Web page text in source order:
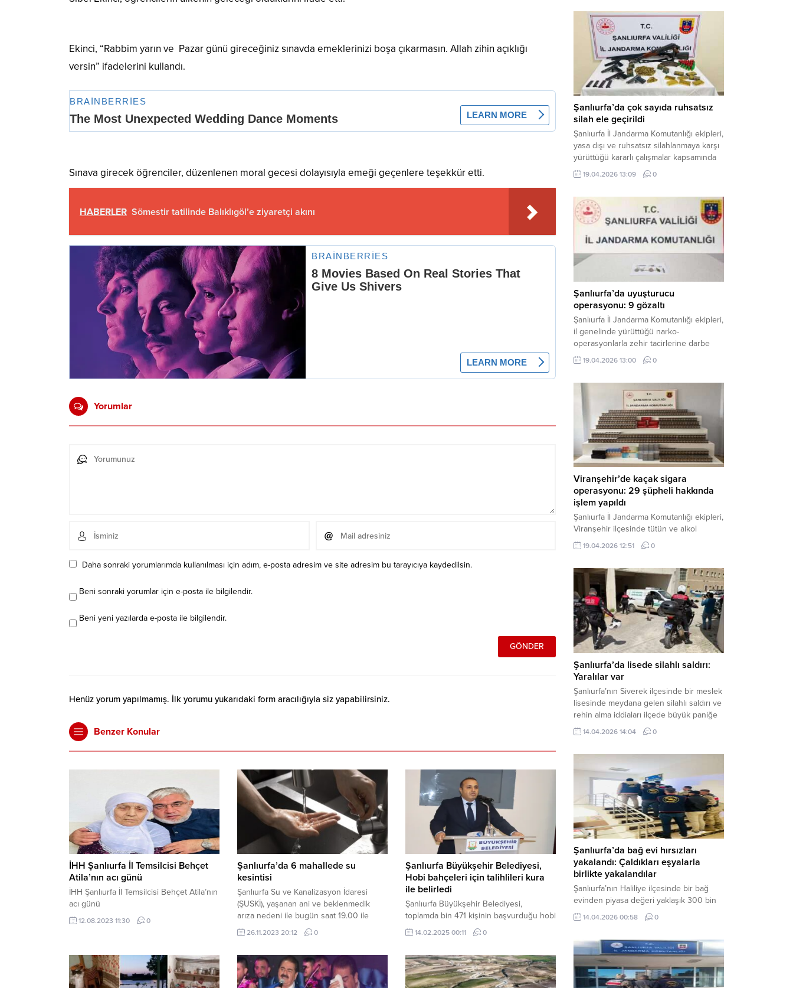
Ekinci, “Rabbim yarın ve Pazar günü gireceğiniz sınavda emeklerinizi boşa çıkarmasın. Allah zihin açıklığı
versin” ifadelerini kullandı.
Sınava girecek öğrenciler, düzenlenen moral gecesi dolayısıyla emeği geçenlere teşekkür etti.
HABERLER Sömestir tatilinde Balıklıgöl’e ziyaretçi akını
Yorumlar
Daha sonraki yorumlarımda kullanılması için adım, e-posta adresim ve site adresim bu tarayıcıya kaydedilsin.
Beni sonraki yorumlar için e-posta ile bilgilendir.
Beni yeni yazılarda e-posta ile bilgilendir.
Henüz yorum yapılmamış. İlk yorumu yukarıdaki form aracılığıyla siz yapabilirsiniz.
Benzer Konular
İHH Şanlıurfa İl Temsilcisi Behçet
Atila’nın acı günü
İHH Şanlıurfa İl Temsilcisi Behçet Atila’nın
acı günü
12.08.2023 11:30 0
Şanlıurfa’da 6 mahallede su
kesintisi
Şanlıurfa Su ve Kanalizasyon İdaresi
(ŞUSKİ), yaşanan ani ve beklenmedik
arıza nedeni ile bugün saat 19.00 ile
23.45 arası Ahmet Erseven, Ahmet
su kesintisi yaşanacağını duyurdu.
ŞUSKİ’den yapılan açıklamada, “Yaşanan
26.11.2023 20:12 0
Şanlıurfa Büyükşehir Belediyesi,
Hobi bahçeleri için talihlileri kura
ile belirledi
Şanlıurfa Büyükşehir Belediyesi,
toplamda bin 471 kişinin başvurduğu hobi
bahçelerinin 2 yıllık sahiplerini, çekilen
Daire Başkanlığı tarafından 2022 yılında,
yaşlı çınarların daha güzel vakit
14.02.2025 00:11 0
Necmettin Cevheri Kültür Merkezi’nde
gerçekleştirilen “Küresel Vicdan,
İnsaniyet ve Demokrasi” başlıklı panel,
hürriyet, adalet ve hukuk vurgularıyla
yoğun katılıma sahne oldu. Haber
Merkezi – Bediüzzaman Eğitim Kültür ve
Sanat...
Şanlıurfa’da çok sayıda ruhsatsız
silah ele geçirildi
Şanlıurfa İl Jandarma Komutanlığı ekipleri,
yasa dışı ve ruhsatsız silahlanmaya karşı
yürüttüğü kararlı çalışmalar kapsamında
Bozova ilçesinde bir ikamete operasyon
düzenledi. Yapılan aramada çok sayıda
mühimmat ele geçirildi. Haber Merkezi –
Şanlıurfa Valiliği İl Basın ve Halkla İlişkiler
Müdürlüğü tarafından yapılan açıklamaya
göre; 17 Nisan...
19.04.2026 13:09 0
Şanlıurfa’da uyuşturucu
operasyonu: 9 gözaltı
Şanlıurfa İl Jandarma Komutanlığı ekipleri,
il genelinde yürüttüğü narko-
operasyonlarla zehir tacirlerine darbe
indirdi. Üç ilçede eş zamanlı
gerçekleştirilen faaliyetlerde çeşitli
şüpheli hakkında adli işlem başlatıldı.
Haber Merkezi – Şanlıurfa Valiliği İl Basın
ve Halkla İlişkiler Müdürlüğü’nden yapılan
açıklamaya göre, İl Jandarma Komutanlığı
tarafından “Narkotik Suçlarla...
19.04.2026 13:00 0
Viranşehir’de kaçak sigara
operasyonu: 29 şüpheli hakkında
işlem yapıldı
Şanlıurfa İl Jandarma Komutanlığı ekipleri,
Viranşehir ilçesinde tütün ve alkol
kaçakçılığına yönelik yürüttüğü kapsamlı
çalışmalar neticesinde binlerce paket
Operasyon kapsamında çok sayıda şahıs
hakkında adli süreç başlatıldı. Haber
Merkezi – Şanlıurfa Valiliği bünyesinde İl
Jandarma Komutanlığı tarafından
gerçekleştirilen “Tütün ve Alkol
Kaçakçılarına Yönelik Çalışmalar” tüm...
19.04.2026 12:51 0
Şanlıurfa’da lisede silahlı saldırı:
Yaralılar var
Şanlıurfa’nın Siverek ilçesinde bir meslek
lisesinde meydana gelen silahlı saldırı ve
rehin alma iddiaları ilçede büyük paniğe
neden oldu. Olay yerine çok sayıda özel
harekat polisi ve sağlık ekibi sevk
çalışmaları devam ediyor. Haber Merkezi
– Siverek ilçesi Hasan Çelebi
Mahallesi’nde bulunan Ahmet Koyuncu
Mesleki...
14.04.2026 14:04 0
Şanlıurfa’da bağ evi hırsızları
yakalandı: Çaldıkları eşyalarla
birlikte yakalandılar
Şanlıurfa’nın Haliliye ilçesinde bir bağ
evinden piyasa değeri yaklaşık 300 bin
TL olan eşyaları çalan şüpheliler,
jandarmanın başarılı operasyonuyla
şüpheliden 2’si tutuklanarak cezaevine
gönderildi. Haber Merkezi – Şanlıurfa İl
Jandarma Komutanlığı, “Faili Meçhul
Hırsızlık Olaylarının Aydınlatılmasına”
14.04.2026 00:58 0